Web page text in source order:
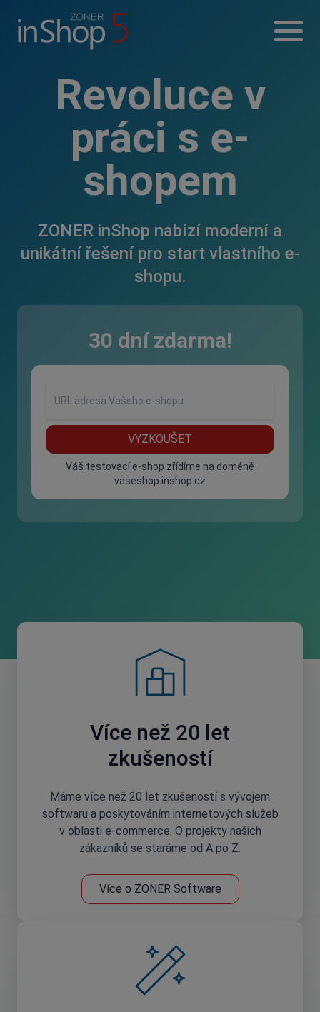
Revoluce v
práci s e-
shopem
ZONER inShop nabízí moderní a
unikátní řešení pro start vlastního e-
shopu.
30 dní zdarma!
VYZKOUŠET
Váš testovací e-shop zřídíme na doméně
vaseshop.inshop.cz
Více než 20 let
zkušeností
Máme více než 20 let zkušeností s vývojem
softwaru a poskytováním internetových služeb
v oblasti e-commerce. O projekty našich
zákazníků se staráme od A po Z.
Více o ZONER Software